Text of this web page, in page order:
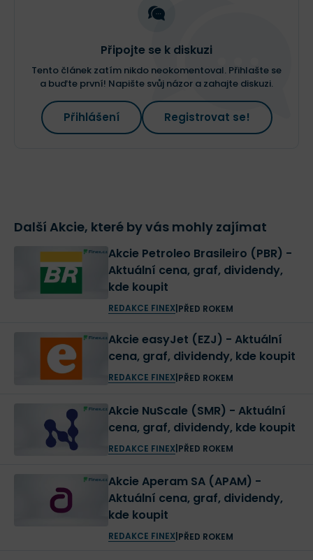
Připojte se k diskuzi
Tento článek zatím nikdo neokomentoval. Přihlašte se
a buďte první! Napište svůj názor a zahajte diskuzi.
Přihlášení Registrovat se!
Další Akcie, které by vás mohly zajímat
Akcie Petroleo Brasileiro (PBR) -
Aktuální cena, graf, dividendy,
kde koupit
REDAKCE FINEX| PŘED ROKEM
Akcie easyJet (EZJ) - Aktuální
cena, graf, dividendy, kde koupit
REDAKCE FINEX| PŘED ROKEM
Akcie NuScale (SMR) - Aktuální
cena, graf, dividendy, kde koupit
REDAKCE FINEX| PŘED ROKEM
Akcie Aperam SA (APAM) -
Aktuální cena, graf, dividendy,
kde koupit
REDAKCE FINEX| PŘED ROKEM